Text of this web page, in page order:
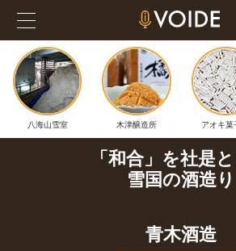
八海山雪室 木津醸造所 アオキ菓
「和合」を社是
雪国の酒造り
青木酒造